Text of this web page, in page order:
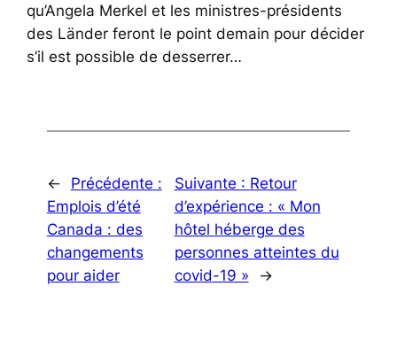
qu’Angela Merkel et les ministres-présidents
des Länder feront le point demain pour décider
s’il est possible de desserrer…
←
Précédente :
Emplois d’été
Canada : des
changements
pour aider
Suivante : Retour
d’expérience : « Mon
hôtel héberge des
personnes atteintes du
covid-19 »
→